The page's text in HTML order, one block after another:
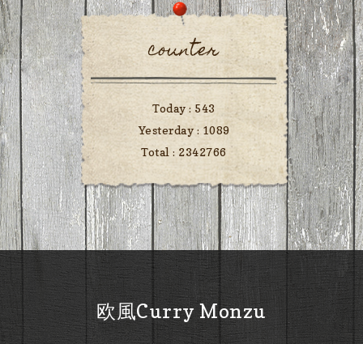
counter
Today : 543
Yesterday : 1089
Total : 2342766
欧風Curry Monzu